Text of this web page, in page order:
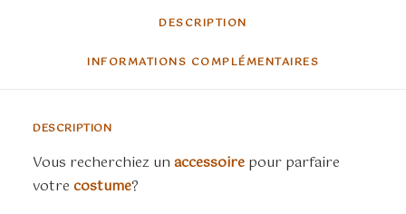
DESCRIPTION
INFORMATIONS COMPLÉMENTAIRES
DESCRIPTION
Vous recherchiez un accessoire pour parfaire
votre costume?